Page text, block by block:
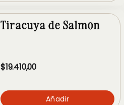
Tiracuya de Salmon
$19.410,00
Añadir